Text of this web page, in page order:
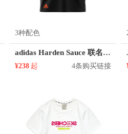
3种配色
adidas Harden Sauce 联名篮球圆领短袖T恤 GJ8580 GM4058
¥238 起 4条购买链接